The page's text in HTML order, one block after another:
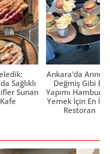
Sağlıklı
Sunan
Ankara'da Anne
Değmiş Gibi Ev
Yapımı
Yemek İçin En İyi
Restoran